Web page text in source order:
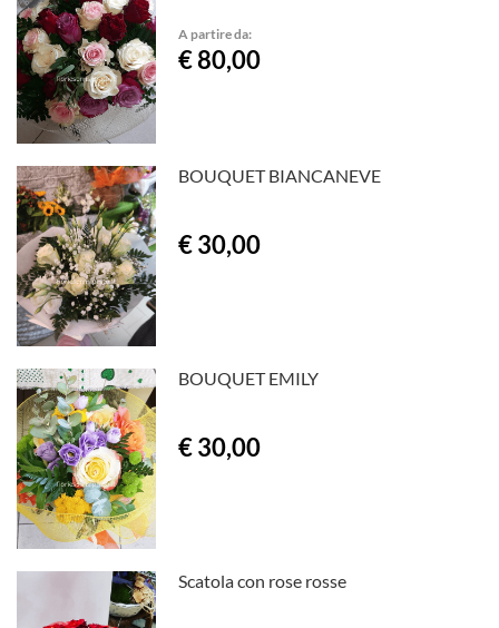
A partire da:
€ 80,00
BOUQUET BIANCANEVE
€ 30,00
BOUQUET EMILY
€ 30,00
Scatola con rose rosse